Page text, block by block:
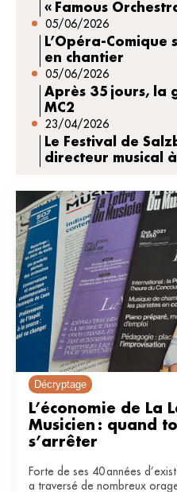
« Famous
05/06/2026
L’Opéra-
en chantier
05/06/2026
Après 35 jours, la
MC2
23/04/2026
Le Festival de
directeur musical
Décryptage
L’économie de La
Musicien : quand
s’arrêter
Forte de ses 40 années
a traversé de nombreux